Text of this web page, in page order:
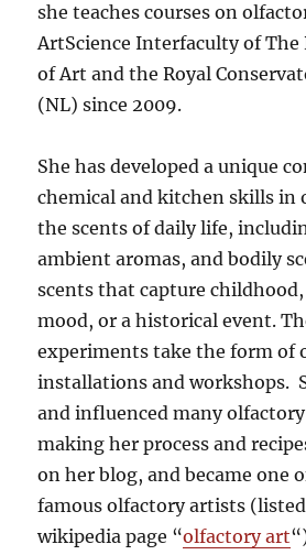
she teaches courses on
ArtScience Interfaculty of The
of Art and the Royal
(NL) since 2009.
She has developed a unique
chemical and kitchen skills in
the scents of daily life,
ambient aromas, and bodily
scents that capture
mood, or a historical event.
experiments take the form of
installations and workshops.
and influenced many
making her process and
on her blog, and became one
famous olfactory artists
wikipedia page “olfactory art